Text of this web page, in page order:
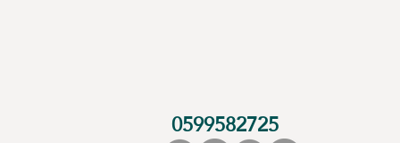
0599582725